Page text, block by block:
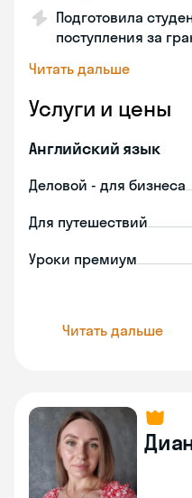
Подготовила
поступления за
Читать дальше
Услуги и цены
Английский язык
Деловой - для бизнеса
Для путешествий
Уроки премиум
Читать дальше